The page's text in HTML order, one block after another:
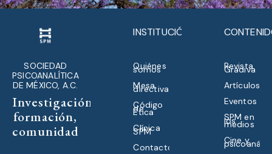
SOCIEDAD
PSICOANALÍTICA
DE MÉXICO, A.C.
Investigación,
formación,
comunidad
INSTITUCIÓN
Quiénes
somos
Mesa
directiva
Código
de
Ética
Clínica
SPM
Contacto
Revista
Gradiva
Artículos
Eventos
SPM en
los
medios
Cine y